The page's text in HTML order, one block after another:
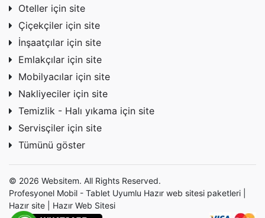
Oteller için site
Çiçekçiler için site
İnşaatçılar için site
Emlakçılar için site
Mobilyacılar için site
Nakliyeciler için site
Temizlik - Halı yıkama için site
Servisçiler için site
Tümünü göster
© 2026 Websitem. All Rights Reserved.
Profesyonel Mobil - Tablet Uyumlu Hazır web sitesi paketleri |
Hazır site | Hazır Web Sitesi